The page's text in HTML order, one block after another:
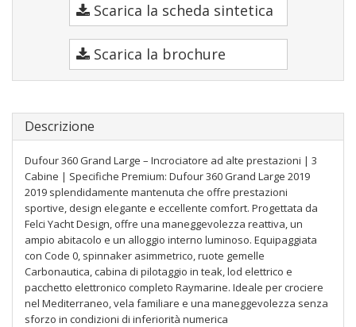
Scarica la scheda sintetica
Scarica la brochure
Descrizione
Dufour 360 Grand Large – Incrociatore ad alte prestazioni | 3
Cabine | Specifiche Premium: Dufour 360 Grand Large 2019
2019 splendidamente mantenuta che offre prestazioni
sportive, design elegante e eccellente comfort. Progettata da
Felci Yacht Design, offre una maneggevolezza reattiva, un
ampio abitacolo e un alloggio interno luminoso. Equipaggiata
con Code 0, spinnaker asimmetrico, ruote gemelle
Carbonautica, cabina di pilotaggio in teak, lod elettrico e
pacchetto elettronico completo Raymarine. Ideale per crociere
nel Mediterraneo, vela familiare e una maneggevolezza senza
sforzo in condizioni di inferiorità numerica